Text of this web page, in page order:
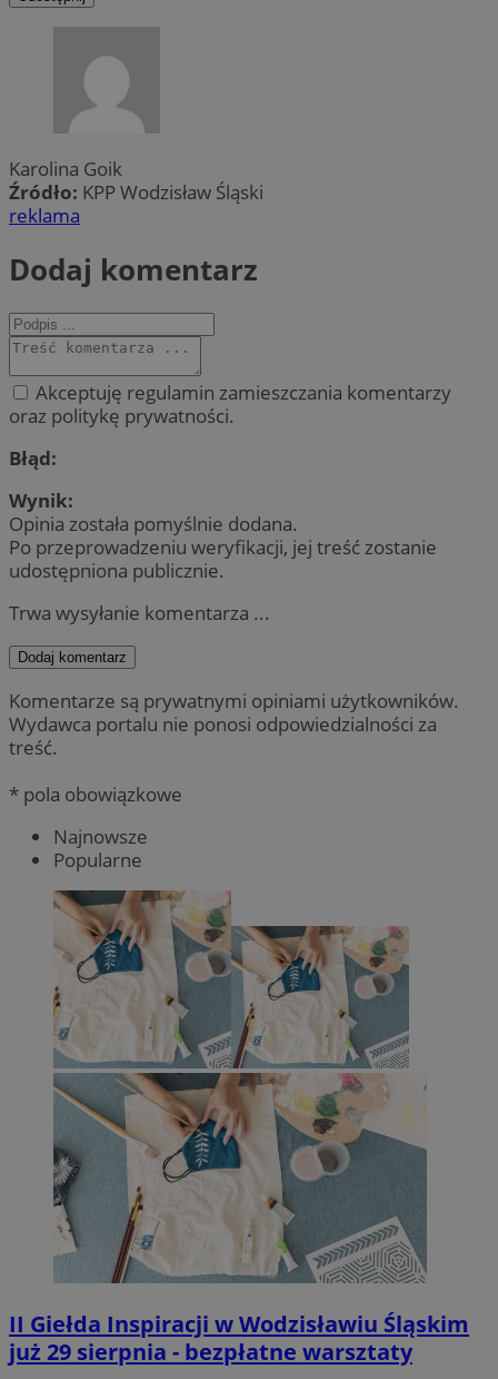
Karolina Goik
Źródło: KPP Wodzisław Śląski
reklama
Dodaj komentarz
Akceptuję regulamin zamieszczania komentarzy
oraz politykę prywatności.
Błąd:
Wynik:
Opinia została pomyślnie dodana.
Po przeprowadzeniu weryfikacji, jej treść zostanie
udostępniona publicznie.
Trwa wysyłanie komentarza ...
Dodaj komentarz
Komentarze są prywatnymi opiniami użytkowników.
Wydawca portalu nie ponosi odpowiedzialności za
treść.
* pola obowiązkowe
Najnowsze
Popularne
II Giełda Inspiracji w Wodzisławiu Śląskim
już 29 sierpnia - bezpłatne warsztaty